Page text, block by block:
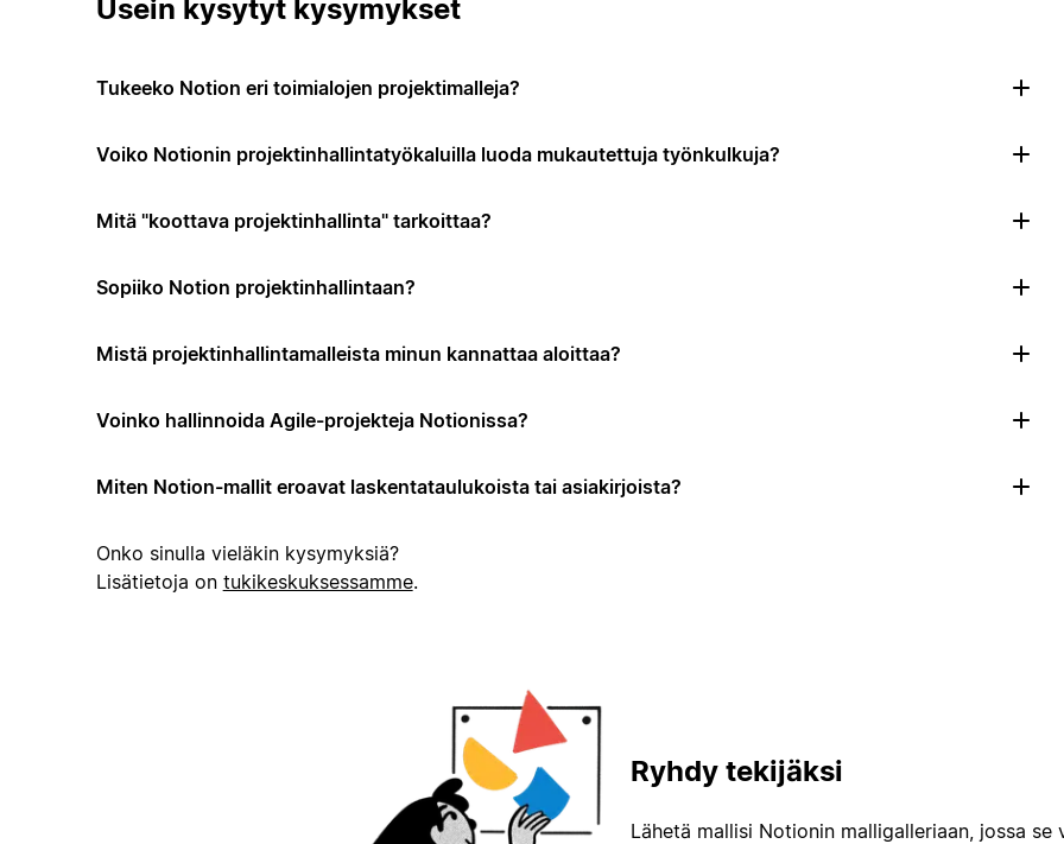
Usein kysytyt kysymykset
Tukeeko Notion eri toimialojen projektimalleja?
Voiko Notionin projektinhallintatyökaluilla luoda mukautettuja työnkulkuja?
Mitä "koottava projektinhallinta" tarkoittaa?
Sopiiko Notion projektinhallintaan?
Mistä projektinhallintamalleista minun kannattaa aloittaa?
Voinko hallinnoida Agile-projekteja Notionissa?
Miten Notion-mallit eroavat laskentataulukoista tai asiakirjoista?
Onko sinulla vieläkin kysymyksiä?
Lisätietoja on tukikeskuksessamme.
Ryhdy tekijäksi
Lähetä mallisi Notionin malligalleriaan, jossa